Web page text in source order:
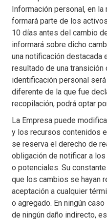
Información personal, en
formará parte de los
10 días antes del cambio
informará sobre dicho
una notificación destacada
resultado de una
identificación personal
diferente de la que fue
recopilación, podrá optar
La Empresa puede
y los recursos contenidos
se reserva el derecho de
obligación de notificar a
o potenciales. Su
que los cambios se hayan
aceptación a cualquier
o agregado. En ningún
de ningún daño indirecto,